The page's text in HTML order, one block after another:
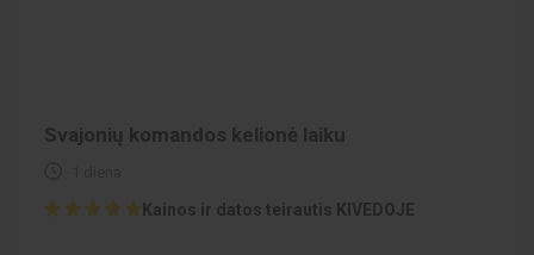
Svajonių komandos kelionė laiku
Kainos ir datos teirautis KIVEDOJE